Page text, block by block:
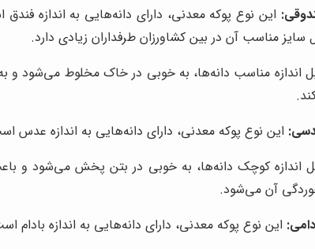
این نوع پوکه معدنی، دارای دانه‌هایی به
سایز مناسب آن در بین کشاورزان طرفداران زیادی دارد.
اندازه مناسب دانه‌ها، به خوبی در خاک مخلوط
این نوع پوکه معدنی، دارای دانه‌هایی به اندازه
اندازه کوچک دانه‌ها، به خوبی در بتن پخش می‌شود و
آن می‌شود.
این نوع پوکه معدنی، دارای دانه‌هایی به اندازه